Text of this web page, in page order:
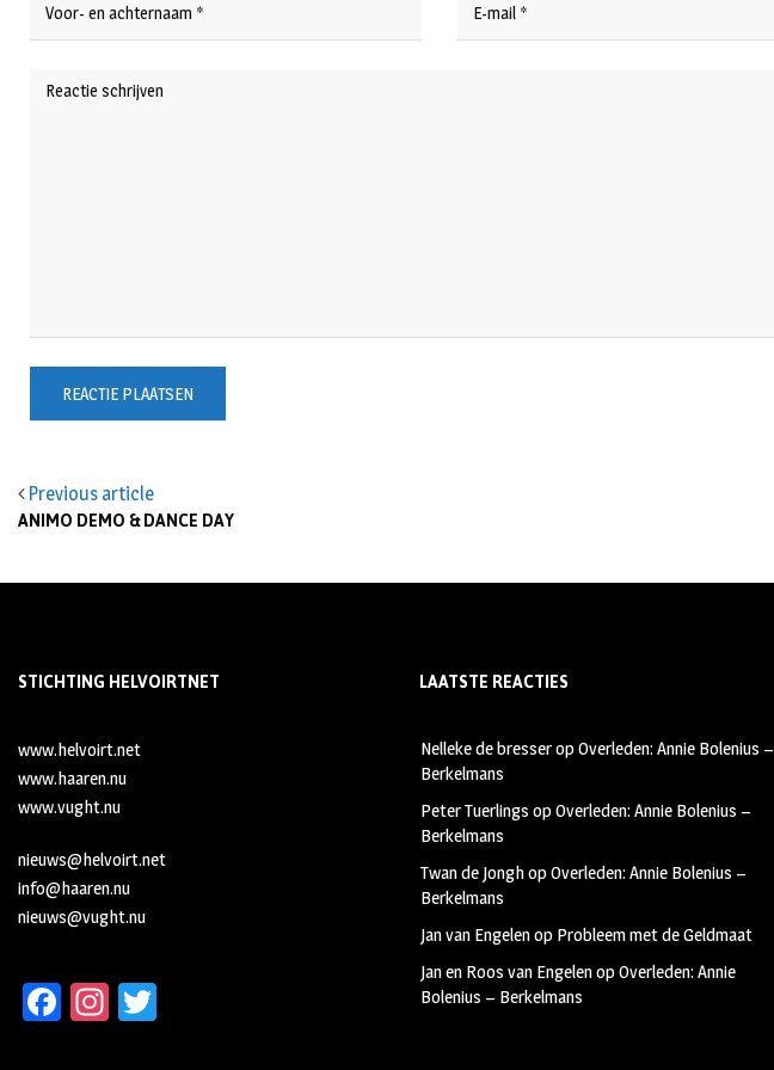
Previous article
ANIMO DEMO & DANCE DAY
STICHTING HELVOIRTNET
www.helvoirt.net
www.haaren.nu
www.vught.nu
nieuws@helvoirt.net
info@haaren.nu
nieuws@vught.nu
Fa In
LAATSTE REACTIES
Nelleke de bresseropOverleden: Annie Bolenius –
Berkelmans
Peter Tuerlings opOverleden: Annie Bolenius –
Berkelmans
Twan de JonghopOverleden: Annie Bolenius –
Berkelmans
Jan van Engelenop Probleem met de Geldmaat
Jan en Roos van EngelenopOverleden: Annie
Bolenius – Berkelmans